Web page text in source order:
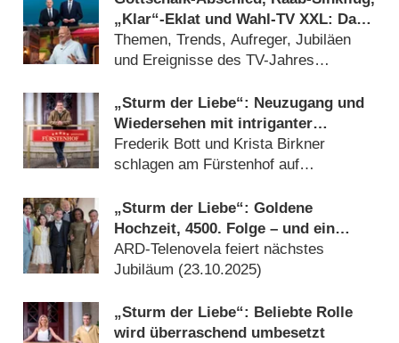
„Klar“-Eklat und Wahl-TV XXL: Das
deutsche Fernsehjahr 2025 im
Rückblick
Themen, Trends, Aufreger, Jubiläen
und Ereignisse des TV-Jahres
„Sturm der Liebe“: Neuzugang und
Wiedersehen mit intriganter
Antagonistin
Frederik Bott und Krista Birkner
schlagen am Fürstenhof auf
„Sturm der Liebe“: Goldene
Hochzeit, 4500. Folge – und ein
Abschied nach 16 Jahren
ARD-Telenovela feiert nächstes
Jubiläum (23.10.2025)
„Sturm der Liebe“: Beliebte Rolle
wird überraschend umbesetzt